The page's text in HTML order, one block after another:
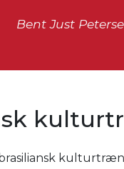
Bent Just